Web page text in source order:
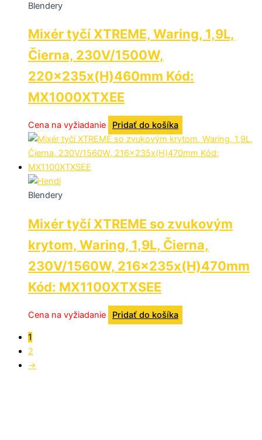
Blendery
Mixér tyčí XTREME, Waring, 1,9L,
Čierna, 230V/1500W,
220x235x(H)460mm Kód:
MX1000XTXEE
Cena na vyžiadanie Pridať do košíka
Blendery
Mixér tyčí XTREME so zvukovým
krytom, Waring, 1,9L, Čierna,
230V/1560W, 216x235x(H)470mm
Kód: MX1100XTXSEE
Cena na vyžiadanie Pridať do košíka
1
2
→